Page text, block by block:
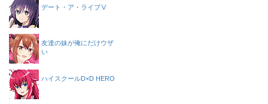
デート・ア・ライブⅤ
友達の妹が俺にだけウザ
い
ハイスクールD×D HERO